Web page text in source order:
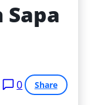
0 Share